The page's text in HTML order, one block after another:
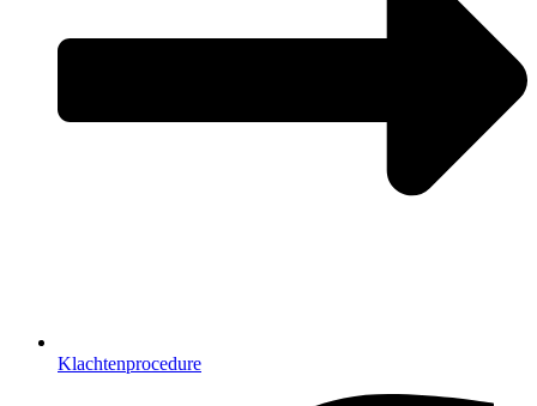
Klachtenprocedure